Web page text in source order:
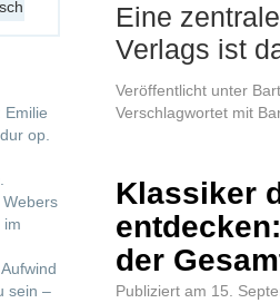
Eine
Verlags ist
Veröffentlicht unter
Verschlagwortet mit
Klassiker
der
Publiziert am 15.
Emilie
op.
im
sein –